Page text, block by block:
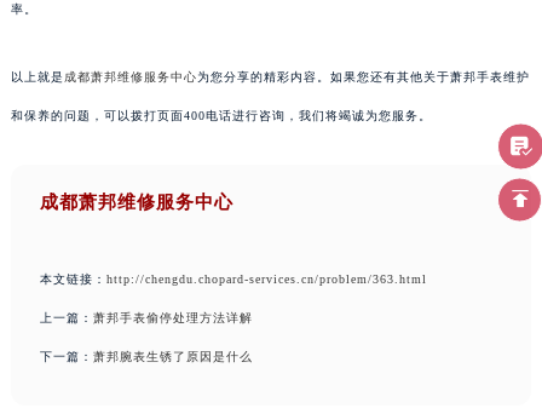
率。
以上就是 成都萧邦维修服务中心为您分享的精彩内容。如果您还有其他关于萧邦手表维护
和保养的问题，可以拨打页面400电话进行咨询，我们将竭诚为您服务。
成都萧邦维修服务中心
本文链接： http://chengdu.chopard-services.cn/problem/363.html
上一篇： 萧邦手表偷停处理方法详解
下一篇： 萧邦腕表生锈了原因是什么